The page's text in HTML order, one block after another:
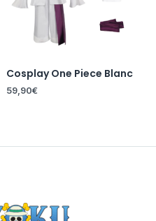
Cosplay One Piece Blanc
59,90€